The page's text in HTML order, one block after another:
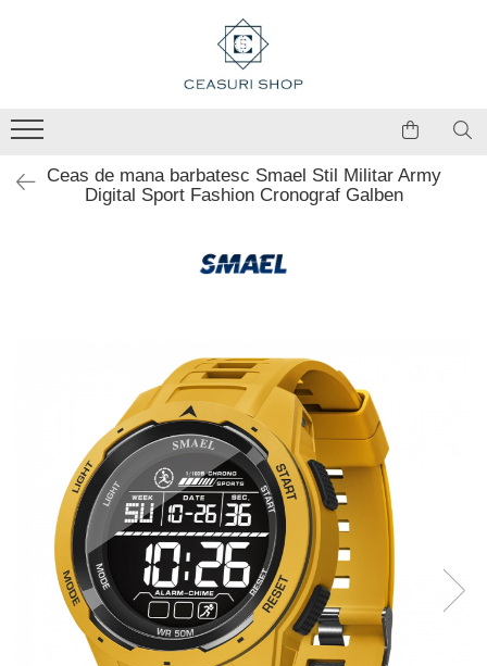
Ceas de mana barbatesc Smael Stil Militar Army
Digital Sport Fashion Cronograf Galben